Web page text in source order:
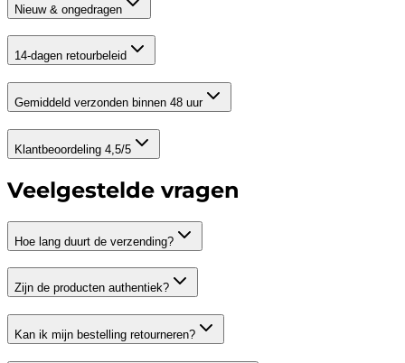
Nieuw & ongedragen
14-dagen retourbeleid
Gemiddeld verzonden binnen 48 uur
Klantbeoordeling 4,5/5
Veelgestelde vragen
Hoe lang duurt de verzending?
Zijn de producten authentiek?
Kan ik mijn bestelling retourneren?